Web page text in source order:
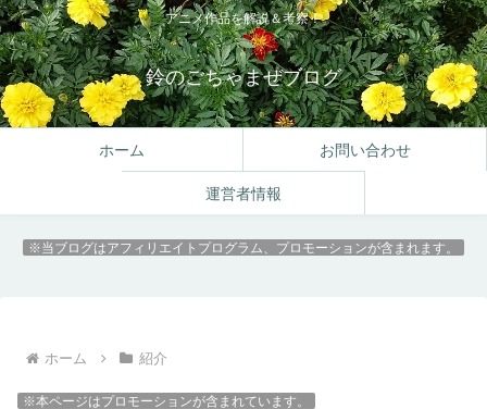
アニメ作品を解説＆考察！
鈴のごちゃまぜブログ
ホーム お問い合わせ
運営者情報
※当ブログはアフィリエイトプログラム、プロモーションが含まれます。
ホーム 紹介
※本ページはプロモーションが含まれています。